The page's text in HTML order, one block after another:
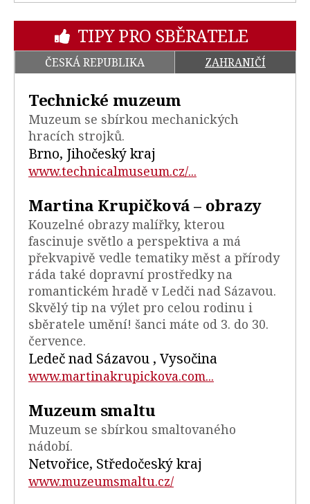
TIPY PRO SBĚRATELE
ČESKÁ REPUBLIKA ZAHRANIČÍ
Technické muzeum
Muzeum se sbírkou mechanických
hracích strojků.
Brno, Jihočeský kraj
www.technicalmuseum.cz/...
Martina Krupičková – obrazy
Kouzelné obrazy malířky, kterou
fascinuje světlo a perspektiva a má
překvapivě vedle tematiky měst a přírody
ráda také dopravní prostředky na
romantickém hradě v Ledči nad Sázavou.
Skvělý tip na výlet pro celou rodinu i
sběratele umění! šanci máte od 3. do 30.
července.
Ledeč nad Sázavou , Vysočina
www.martinakrupickova.com...
Muzeum smaltu
Muzeum se sbírkou smaltovaného
nádobí.
Netvořice, Středočeský kraj
www.muzeumsmaltu.cz/